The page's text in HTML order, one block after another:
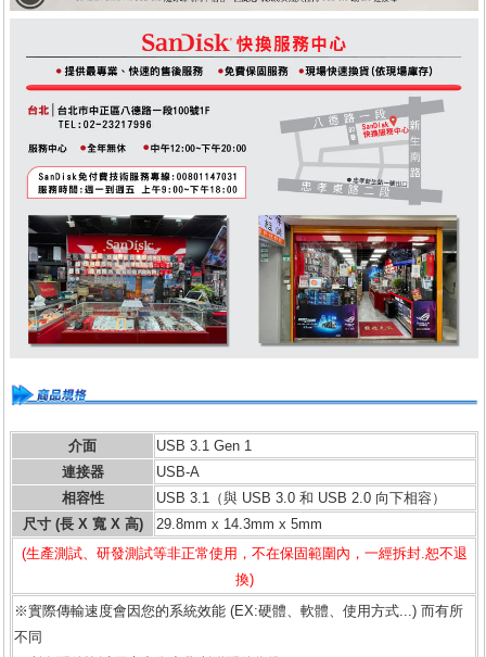
介面
USB 3.1 Gen 1
連接器
USB-A
相容性
USB 3.1（與 USB 3.0 和 USB 2.0 向下相容）
尺寸 (長 X 寬 X 高)
29.8mm x 14.3mm x 5mm
(生產測試、研發測試等非正常使用，不在保固範圍內，一經拆封.恕不退
換)
※實際傳輸速度會因您的系統效能 (EX:硬體、軟體、使用方式...) 而有所
不同